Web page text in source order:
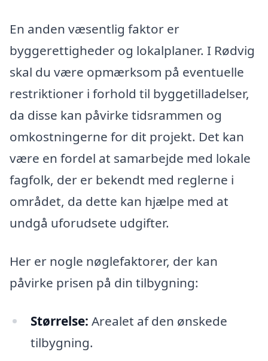
En anden væsentlig faktor er
byggerettigheder og lokalplaner. I Rødvig
skal du være opmærksom på eventuelle
restriktioner i forhold til byggetilladelser,
da disse kan påvirke tidsrammen og
omkostningerne for dit projekt. Det kan
være en fordel at samarbejde med lokale
fagfolk, der er bekendt med reglerne i
området, da dette kan hjælpe med at
undgå uforudsete udgifter.
Her er nogle nøglefaktorer, der kan
påvirke prisen på din tilbygning:
Størrelse: Arealet af den ønskede
tilbygning.